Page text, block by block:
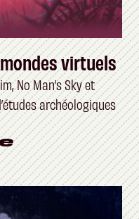
virtuels
No Man’s Sky et
archéologiques